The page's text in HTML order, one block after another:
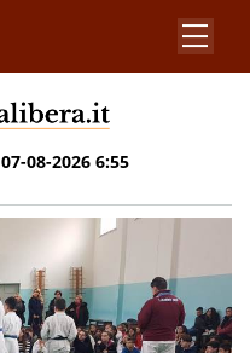
07-08-2026 6:55